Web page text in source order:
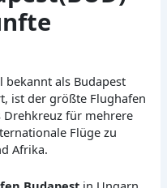
bekannt als Budapest
ist der größte Flughafen
Drehkreuz für mehrere
Flüge zu
Afrika.